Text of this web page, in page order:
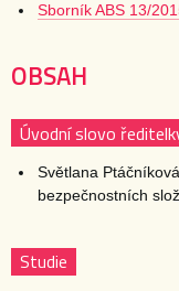
Sborník ABS 13/
OBSAH
Úvodní slovo
Světlana
bezpečnostních
Studie